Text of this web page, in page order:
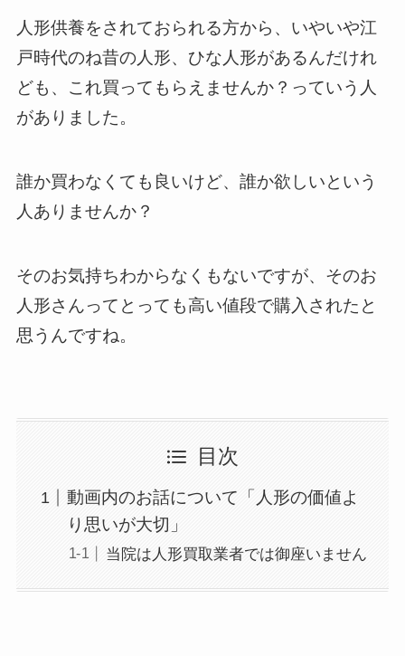
人形供養をされておられる方から、いやいや江
戸時代のね昔の人形、ひな人形があるんだけれ
ども、これ買ってもらえませんか？っていう人
がありました。
誰か買わなくても良いけど、誰か欲しいという
人ありませんか？
そのお気持ちわからなくもないですが、そのお
人形さんってとっても高い値段で購入されたと
思うんですね。
目次
動画内のお話について「人形の価値よ
り思いが大切」
当院は人形買取業者では御座いません